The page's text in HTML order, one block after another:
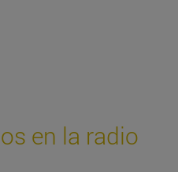
en la radio